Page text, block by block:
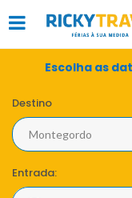
Escolha as
Destino
Entrada: